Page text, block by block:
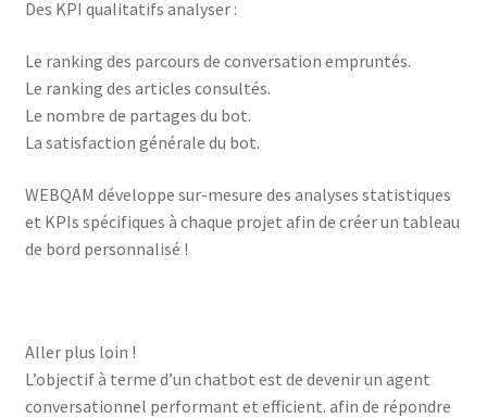
Des KPI qualitatifs analyser :
Le ranking des parcours de conversation empruntés.
Le ranking des articles consultés.
Le nombre de partages du bot.
La satisfaction générale du bot.
WEBQAM développe sur-mesure des analyses statistiques
et KPIs spécifiques à chaque projet afin de créer un tableau
de bord personnalisé !
Aller plus loin !
L’objectif à terme d’un chatbot est de devenir un agent
conversationnel performant et efficient. afin de répondre